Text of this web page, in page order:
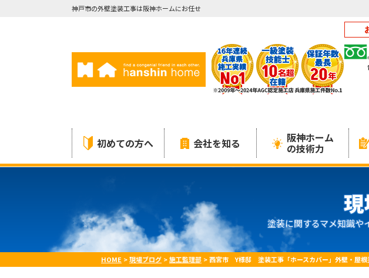
神戸市の外壁塗装工事は阪神ホームにお任せ
初めての方へ 会社を知る 阪神ホーム
の技術力
塗装に関するマメ知識や
HOME >現場ブログ >施工監理部 >西宮市 Y様邸 塗装工事「ホースカバー」外壁・屋根